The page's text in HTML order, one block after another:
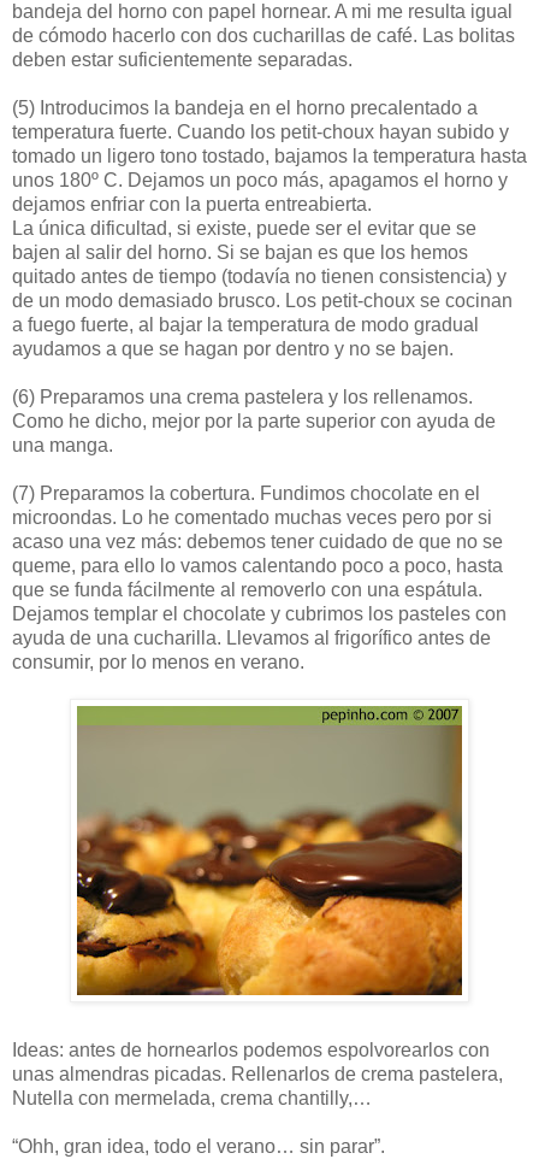
bandeja del horno con papel hornear. A mi me resulta igual
de cómodo hacerlo con dos cucharillas de café. Las bolitas
deben estar suficientemente separadas.
(5) Introducimos la bandeja en el horno precalentado a
temperatura fuerte. Cuando los petit-choux hayan subido y
tomado un ligero tono tostado, bajamos la temperatura hasta
unos 180º C. Dejamos un poco más, apagamos el horno y
dejamos enfriar con la puerta entreabierta.
La única dificultad, si existe, puede ser el evitar que se
bajen al salir del horno. Si se bajan es que los hemos
quitado antes de tiempo (todavía no tienen consistencia) y
de un modo demasiado brusco. Los petit-choux se cocinan
a fuego fuerte, al bajar la temperatura de modo gradual
ayudamos a que se hagan por dentro y no se bajen.
(6) Preparamos una crema pastelera y los rellenamos.
Como he dicho, mejor por la parte superior con ayuda de
una manga.
(7) Preparamos la cobertura. Fundimos chocolate en el
microondas. Lo he comentado muchas veces pero por si
acaso una vez más: debemos tener cuidado de que no se
queme, para ello lo vamos calentando poco a poco, hasta
que se funda fácilmente al removerlo con una espátula.
Dejamos templar el chocolate y cubrimos los pasteles con
ayuda de una cucharilla. Llevamos al frigorífico antes de
consumir, por lo menos en verano.
Ideas: antes de hornearlos podemos espolvorearlos con
unas almendras picadas. Rellenarlos de crema pastelera,
Nutella con mermelada, crema chantilly,…
“Ohh, gran idea, todo el verano… sin parar”.